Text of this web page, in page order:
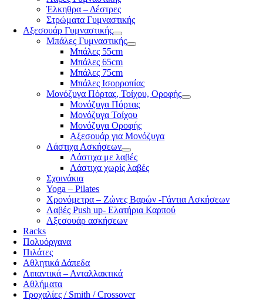
Έλκηθρα – Δέστρες
Στρώματα Γυμναστικής
Αξεσουάρ Γυμναστικής
Μπάλες Γυμναστικής
Μπάλες 55cm
Μπάλες 65cm
Μπάλες 75cm
Μπάλες Ισορροπίας
Μονόζυγα Πόρτας, Τοίχου, Οροφής
Μονόζυγα Πόρτας
Μονόζυγα Τοίχου
Μονόζυγα Οροφής
Αξεσουάρ για Μονόζυγα
Λάστιχα Ασκήσεων
Λάστιχα με λαβές
Λάστιχα χωρίς λαβές
Σχοινάκια
Yoga – Pilates
Χρονόμετρα – Ζώνες Βαρών -Γάντια Ασκήσεων
Λαβές Push up- Ελατήρια Καρπού
Αξεσουάρ ασκήσεων
Racks
Πολυόργανα
Πιλάτες
Αθλητικά Δάπεδα
Λιπαντικά – Ανταλλακτικά
Αθλήματα
Τροχαλίες / Smith / Crossover